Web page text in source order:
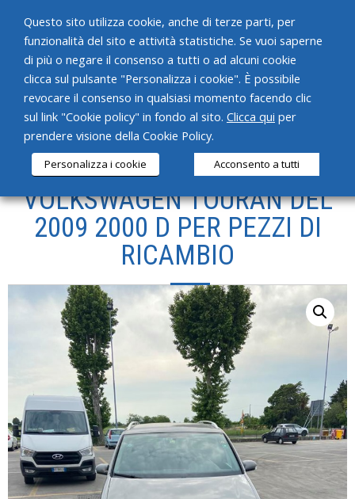
HOME
CHI SIAMO
SERVIZI
PRODOTTI
CONTATTI
VOLKSWAGEN TOURAN DEL
2009 2000 D PER PEZZI DI
RICAMBIO
Questo sito utilizza cookie, anche di terze parti, per
funzionalità del sito e attività statistiche. Se vuoi saperne
di più o negare il consenso a tutti o ad alcuni cookie
clicca sul pulsante "Personalizza i cookie". È possibile
revocare il consenso in qualsiasi momento facendo clic
sul link "Cookie policy" in fondo al sito. Clicca qui per
prendere visione della Cookie Policy.
Personalizza i cookie Acconsento a tutti